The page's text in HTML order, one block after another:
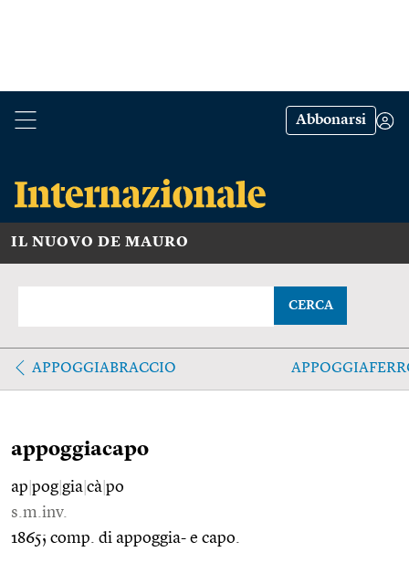
Abbonarsi
IL NUOVO DE MAURO
CERCA
APPOGGIABRACCIO
appoggiacapo
ap pog gia cà po
s.m.inv.
1865; comp. di appoggia- e capo.